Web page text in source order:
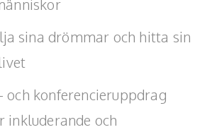
sina drömmar och hitta sin
och konferencieruppdrag
inkluderande och